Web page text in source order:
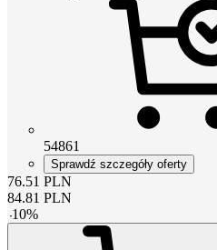
54861
Sprawdź szczegóły oferty
76.51 PLN
84.81 PLN
-10%